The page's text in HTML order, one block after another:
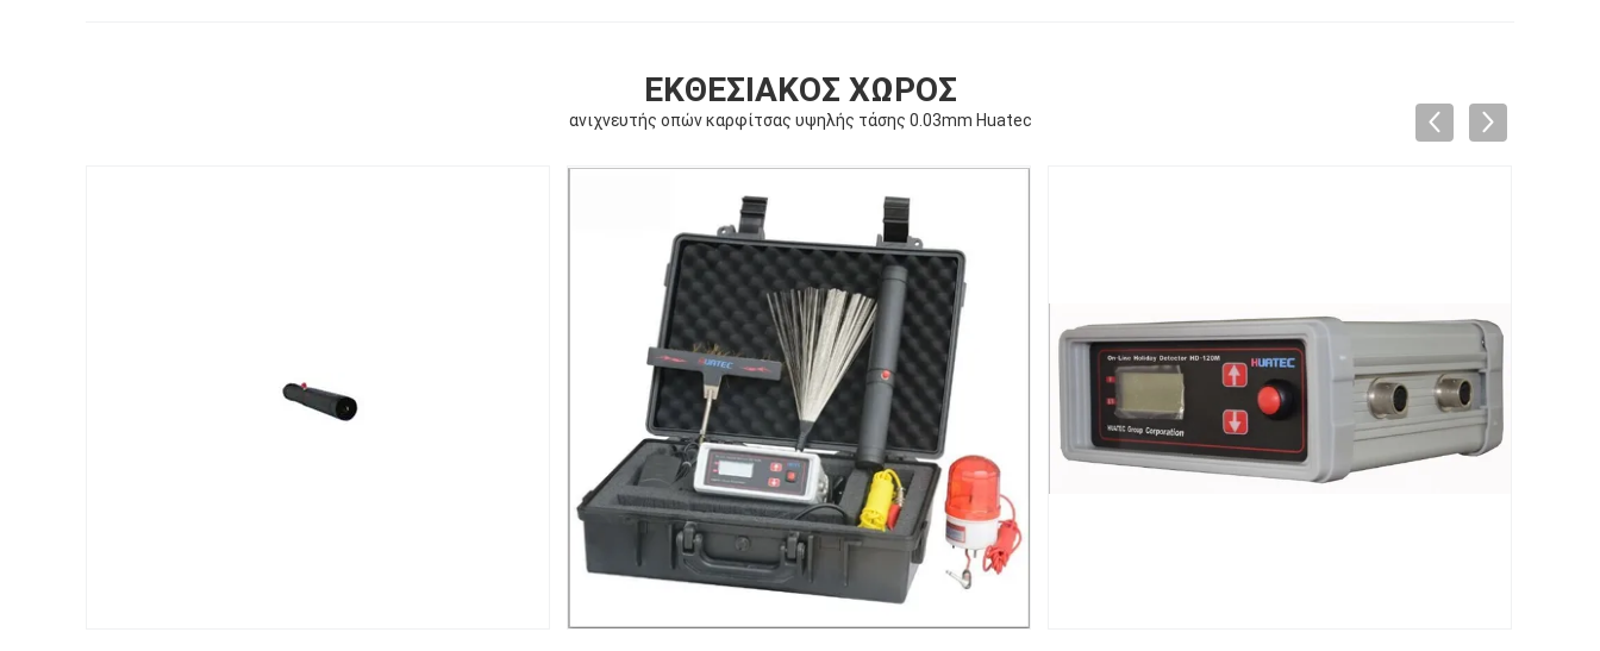
ΕΚΘΕΣΙΑΚΌΣ ΧΏΡΟΣ
ανιχνευτής οπών καρφίτσας υψηλής τάσης 0.03mm Huatec